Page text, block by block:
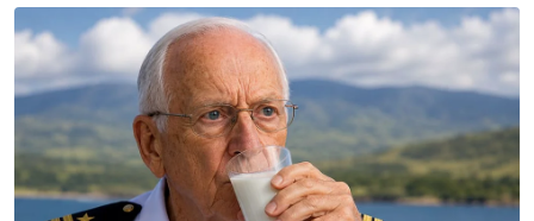
Kawalan Harga dan Anti Pencatutan 2011.